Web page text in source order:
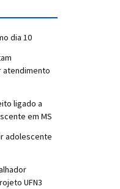
dia 10
atendimento
ligado a
em MS
adolescente
UFN3